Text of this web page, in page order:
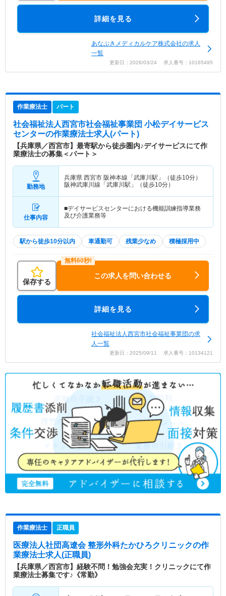
詳細を見る
あなぶきメディカルケア株式会社の求人
一覧
更新日：2026/03/24 求人番号：10165495
作業療法士 パート
社会福祉法人西宮市社会福祉事業団 小松デイサービス
センターの作業療法士求人(パート)
【兵庫県／西宮市】最寄駅から徒歩圏内♪デイサービスにて作
業療法士の募集＜パート＞
勤務地
兵庫県 西宮市 阪神本線「武庫川駅」（徒歩10分）
阪神武庫川線「武庫川駅」（徒歩10分）
仕事内容
■デイサービスセンターにおける機能訓練指導業務
及び介護業務等
駅から徒歩10分以内 車通勤可 残業少なめ 積極採用中
保存する
この求人を問い合わせる
詳細を見る
社会福祉法人西宮市社会福祉事業団の求
人一覧
更新日：2025/09/11 求人番号：10134121
作業療法士 正職員
医療法人社団高遼会 整形外科たかひろクリニックの作
業療法士求人(正職員)
【兵庫県／西宮市】経験不問！勉強会充実！クリニックにて作
業療法士募集です♪《常勤》